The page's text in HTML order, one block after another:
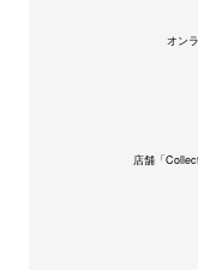
オン
店舗「